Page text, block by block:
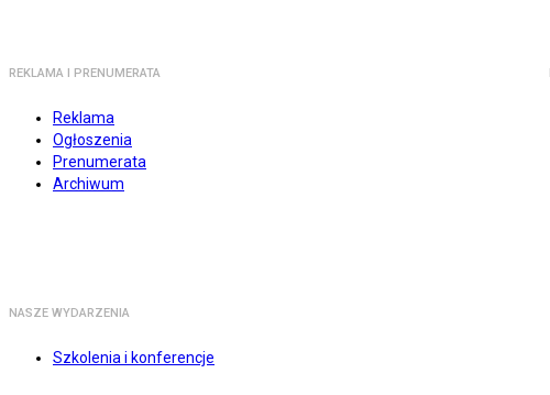
REKLAMA I PRENUMERATA
Reklama
Ogłoszenia
Prenumerata
Archiwum
NASZE WYDARZENIA
Szkolenia i konferencje